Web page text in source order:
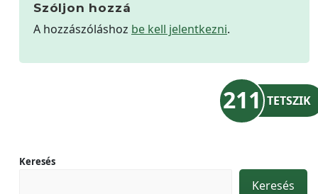
Szóljon hozzá
A hozzászóláshoz be kell jelentkezni.
211 TETSZIK
Keresés
Keresés